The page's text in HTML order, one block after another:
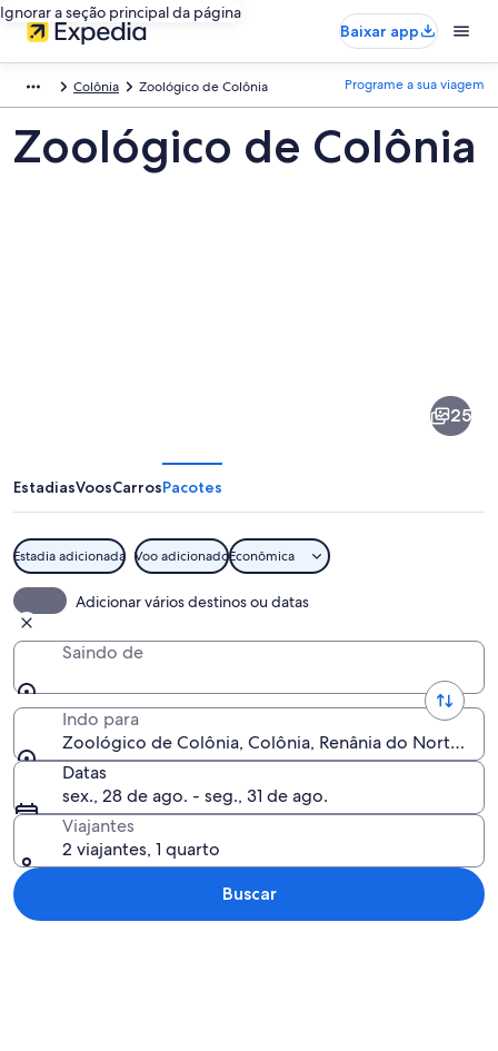
Ignorar a seção principal da página
Baixar app
Colônia Zoológico de Colônia Programe a sua viagem
Zoológico de Colônia
25
EstadiasVoosCarrosPacotes
Estadia adicionada Voo adicionadoEconômica
Adicionar vários destinos ou datas
Saindo de
Indo para
Zoológico de Colônia, Colônia, Renânia do Norte-
Datas
sex., 28 de ago. - seg., 31 de ago.
Viajantes
2 viajantes, 1 quarto
Buscar